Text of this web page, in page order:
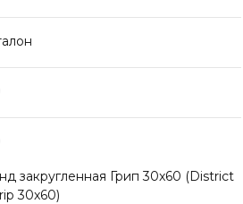
закругленная Грип 30x60 (District
30x60)